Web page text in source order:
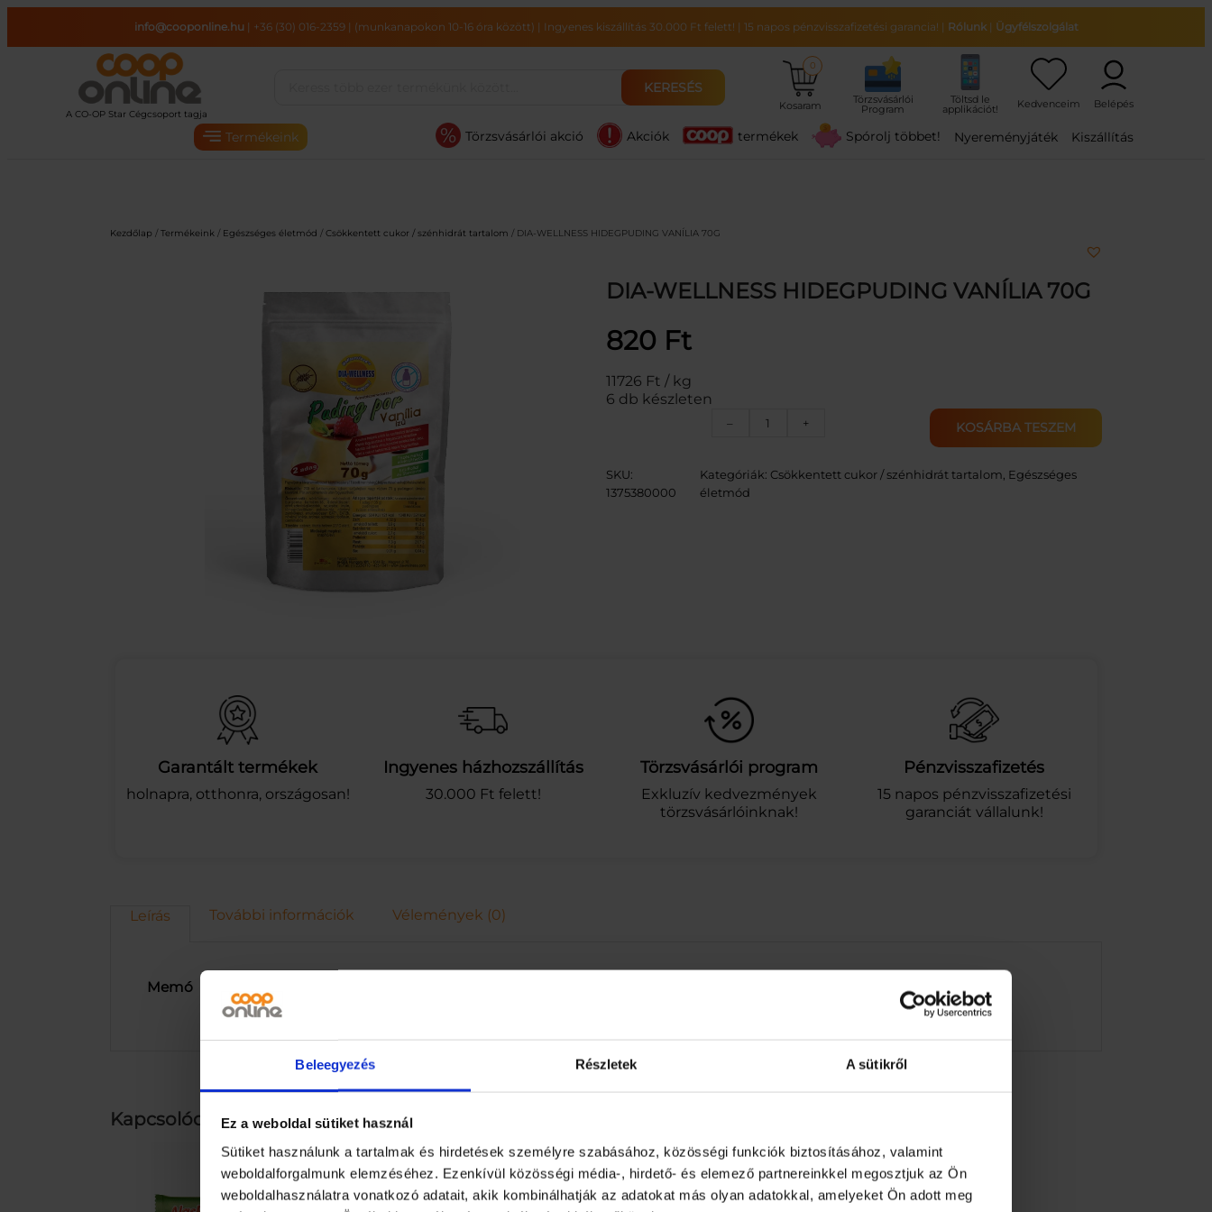
Beleegyezés Részletek A sütikről
Ez a weboldal sütiket használ
Sütiket használunk a tartalmak és hirdetések személyre szabásához, közösségi funkciók biztosításához, valamint
weboldalforgalmunk elemzéséhez. Ezenkívül közösségi média-, hirdető- és elemező partnereinkkel megosztjuk az Ön
weboldalhasználatra vonatkozó adatait, akik kombinálhatják az adatokat más olyan adatokkal, amelyeket Ön adott meg
tartalomhoz
info@cooponline.hu | +36 (30) 016-2359| (munkanapokon 10-16 óra között) | Ingyenes kiszállítás 30.000 Ft felett! | 15 napos pénzvisszafizetési garancia! | Rólunk| Ügyfélszolgálat
KERESÉS
Kosaram
0
Termékeink Törzsvásárlói akció Akciók termékek Spórolj többet! Nyereményjáték Kiszállítás
Kezdőlap / Termékeink / Egészséges életmód / Csökkentett cukor / szénhidrát tartalom / DIA-WELLNESS HIDEGPUDING VANÍLIA 70G
DIA-WELLNESS HIDEGPUDING VANÍLIA 70G
820 Ft
11726 Ft / kg
6 db készleten
–
D
I
N
G
g
+ KOSÁRBA TESZEM
SKU:
1375380000
Kategóriák: Csökkentett cukor / szénhidrát tartalom Egészséges
életmód
Garantált termékek
holnapra, otthonra, országosan!
Ingyenes házhozszállítás
30.000 Ft felett!
Törzsvásárlói program
Exkluzív kedvezmények
törzsvásárlóinknak!
Pénzvisszafizetés
15 napos pénzvisszafizetési
garanciát vállalunk!
Leírás További információk Vélemények (0)
Memó
Kapcsolódó termékek